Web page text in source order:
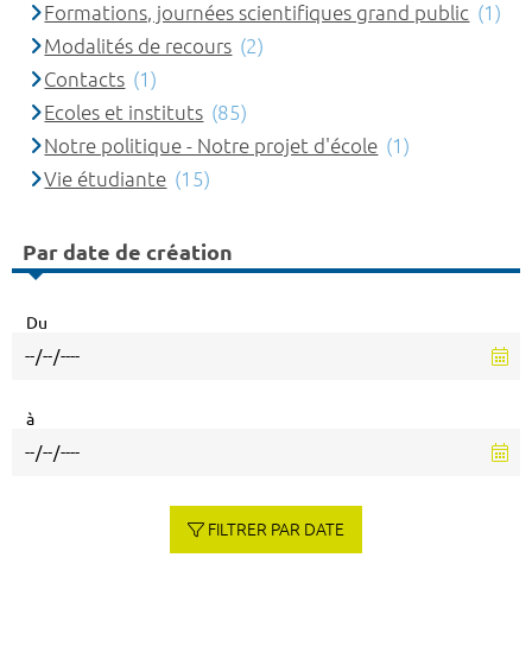
Formations, journées scientifiques grand public (1)
Modalités de recours (2)
Contacts (1)
Ecoles et instituts (85)
Notre politique - Notre projet d'école (1)
Vie étudiante (15)
Par date de création
Du
à
FILTRER PAR DATE